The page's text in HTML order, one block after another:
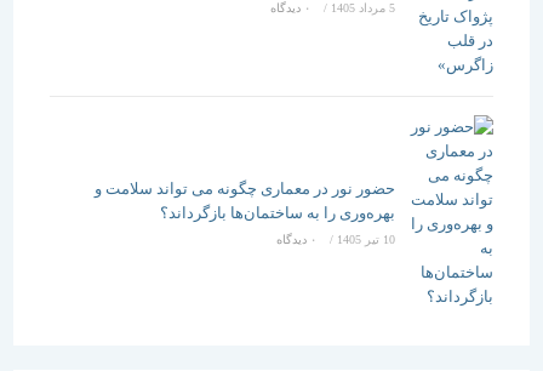
5 مرداد 1405 / ۰ دیدگاه
حضور نور در معماری چگونه می تواند سلامت و
بهره‌وری را به ساختمان‌ها بازگرداند؟
/ ۰ دیدگاه